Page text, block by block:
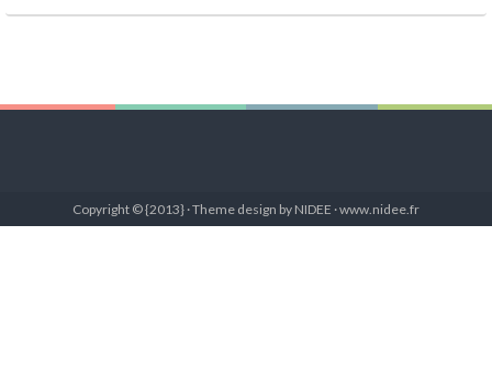
Copyright © {2013} · Theme design by NIDEE · www.nidee.fr